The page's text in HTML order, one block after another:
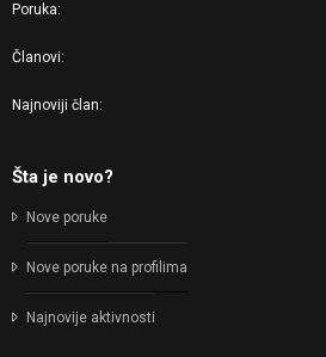
Poruka
Članovi
Najnoviji član
Šta je novo?
Nove poruke
Nove poruke na profilima
Najnovije aktivnosti